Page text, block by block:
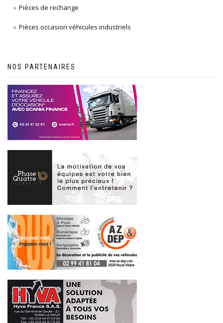
Pièces de rechange
Pièces occasion véhicules industriels
NOS PARTENAIRES